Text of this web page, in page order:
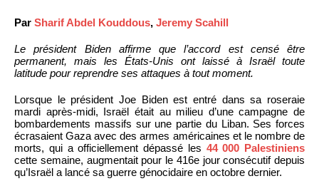
Par Sharif Abdel Kouddous, Jeremy Scahill
Le président Biden affirme que l’accord est censé être
permanent, mais les États-Unis ont laissé à Israël toute
latitude pour reprendre ses attaques à tout moment.
Lorsque le président Joe Biden est entré dans sa roseraie
mardi après-midi, Israël était au milieu d’une campagne de
bombardements massifs sur une partie du Liban. Ses forces
écrasaient Gaza avec des armes américaines et le nombre de
morts, qui a officiellement dépassé les 44 000 Palestiniens
cette semaine, augmentait pour le 416e jour consécutif depuis
qu’Israël a lancé sa guerre génocidaire en octobre dernier.